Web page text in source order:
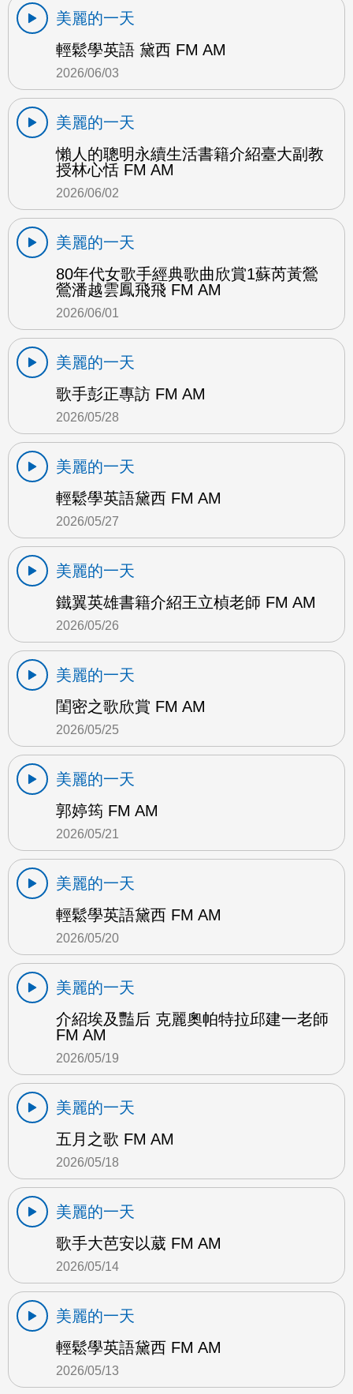
美麗的一天
輕鬆學英語 黛西 FM AM
2026/06/03
美麗的一天
懶人的聰明永續生活書籍介紹臺大副教
授林心恬 FM AM
2026/06/02
美麗的一天
80年代女歌手經典歌曲欣賞1蘇芮黃鶯
鶯潘越雲鳳飛飛 FM AM
2026/06/01
美麗的一天
歌手彭正專訪 FM AM
2026/05/28
美麗的一天
輕鬆學英語黛西 FM AM
2026/05/27
美麗的一天
鐵翼英雄書籍介紹王立楨老師 FM AM
2026/05/26
美麗的一天
閨密之歌欣賞 FM AM
2026/05/25
美麗的一天
郭婷筠 FM AM
2026/05/21
美麗的一天
輕鬆學英語黛西 FM AM
2026/05/20
美麗的一天
介紹埃及豔后 克麗奧帕特拉邱建一老師
FM AM
2026/05/19
美麗的一天
五月之歌 FM AM
2026/05/18
美麗的一天
歌手大芭安以葳 FM AM
2026/05/14
美麗的一天
輕鬆學英語黛西 FM AM
2026/05/13